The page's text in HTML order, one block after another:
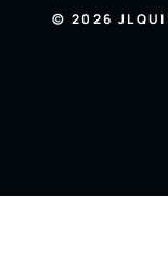
© 2026